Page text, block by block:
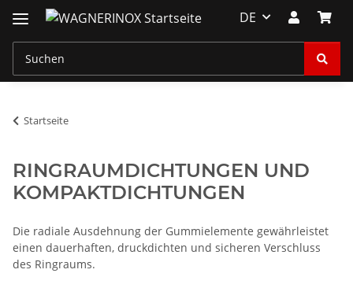
DE
Startseite
RINGRAUMDICHTUNGEN UND
KOMPAKTDICHTUNGEN
Die radiale Ausdehnung der Gummielemente gewährleistet
einen dauerhaften, druckdichten und sicheren Verschluss
des Ringraums.